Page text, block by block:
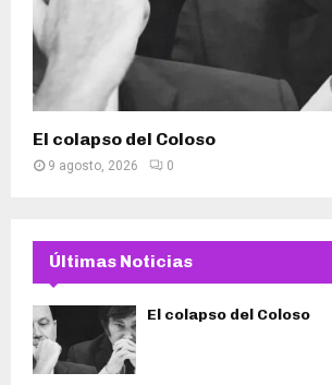
El colapso del Coloso
9 agosto, 2026 0
Últimas Noticias
El colapso del Coloso